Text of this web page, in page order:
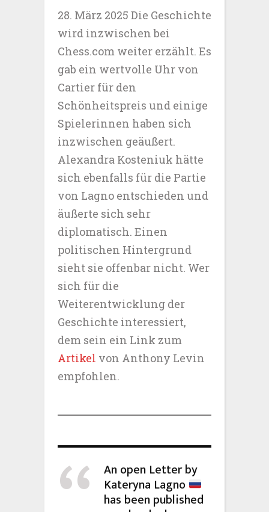
28. März 2025 Die Geschichte
wird inzwischen bei
Chess.com weiter erzählt. Es
gab ein wertvolle Uhr von
Cartier für den
Schönheitspreis und einige
Spielerinnen haben sich
inzwischen geäußert.
Alexandra Kosteniuk hätte
sich ebenfalls für die Partie
von Lagno entschieden und
äußerte sich sehr
diplomatisch. Einen
politischen Hintergrund
sieht sie offenbar nicht. Wer
sich für die
Weiterentwicklung der
Geschichte interessiert,
dem sein ein Link zum
Artikel von Anthony Levin
empfohlen.
An open Letter by
Kateryna Lagno
has been published